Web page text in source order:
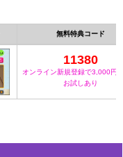
無料特典コード
11380
オンライン新規登録で3,000円
お試しあり